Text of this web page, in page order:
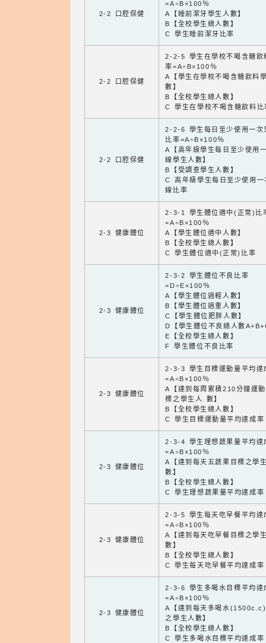
2-2 口腔保健
=A÷B×100％
A【睡前潔牙學生人數】
B【全校學生總人數】
C 學生睡前潔牙比率
2-2 口腔保健
2-2-5 學生在學校不喝含糖飲
率=A÷B×100％
A【學生在學校不喝含糖飲料
數】
B【全校學生總人數】
C 學生在學校不喝含糖飲料比
2-2 口腔保健
2-2-6 學生每日至少使用一次
比率=A÷B×100％
A【高年級學生每日至少使用
線學生人數】
B【受調查學生人數】
C 高年級學生每日至少使用一
線比率
2-3 健康體位
2-3-1 學生體位適中(正常)比
=A÷B×100％
A【學生體位適中人數】
B【全校學生總人數】
C 學生體位適中(正常)比率
2-3 健康體位
2-3-2 學生體位不良比率
=D÷E×100％
A【學生體位過輕人數】
B【學生體位過重人數】
C【學生體位肥胖人數】
D【學生體位不良總人數
E【全校學生總人數】
F 學生體位不良比率
2-3 健康體位
2-3-3 學生目標運動量平均達
=A÷B×100％
A【達到每周累積210分鐘運
標之學生人 數】
B【全校學生總人數】
C 學生目標運動量平均達成率
2-3 健康體位
2-3-4 學生理想蔬果量平均達
=A÷B×100％
A【達到每天五蔬果目標之學
數】
B【全校學生總人數】
C 學生理想蔬果量平均達成率
2-3 健康體位
2-3-5 學生每天吃早餐平均達
=A÷B×100％
A【達到每天吃早餐目標之學
數】
B【全校學生總人數】
C 學生每天吃早餐平均達成率
2-3 健康體位
2-3-6 學生多喝水目標平均達
=A÷B×100％
A【達到每天多喝水
之學生人數】
B【全校學生總人數】
C 學生多喝水目標平均達成率